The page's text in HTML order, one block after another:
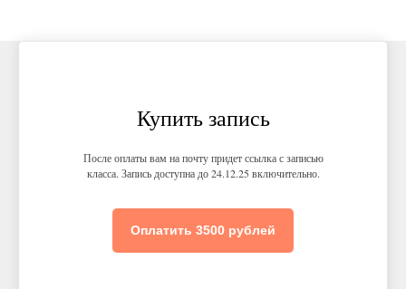
Купить запись
После оплаты вам на почту придет ссылка с записью
класса. Запись доступна до 24.12.25 включительно.
Оплатить 3500 рублей